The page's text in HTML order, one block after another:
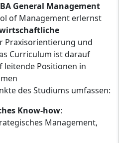
Punkten
qualifizierte
Studienabschluss
auf dem Niveau
TOEFL, IELTS oder
der
amdigitalen
besteht nicht.
General Management
of Management erlernst
Praxisorientierung und
Curriculum ist darauf
leitende Positionen in
des Studiums umfassen:
Know-how:
Management,